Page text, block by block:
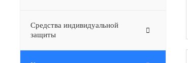
Средства индивидуальной
защиты